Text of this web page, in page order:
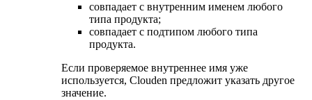
совпадает с внутренним именем любого
типа продукта;
совпадает с подтипом любого типа
продукта.
Если проверяемое внутреннее имя уже
используется, Clouden предложит указать другое
значение.